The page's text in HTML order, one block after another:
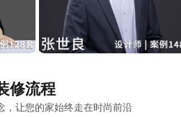
修流程
，让您的家始终走在时尚前沿